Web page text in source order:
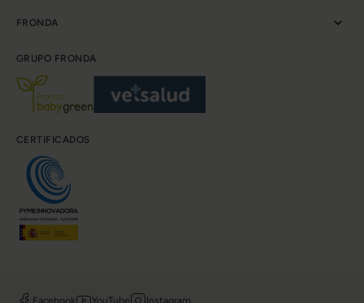
FRONDA
GRUPO FRONDA
CERTIFICADOS
Facebook YouTube Instagram